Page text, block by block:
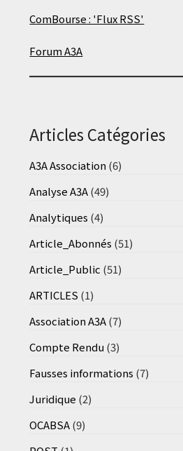
ComBourse : 'Flux RSS'
Forum A3A
Articles Catégories
A3A Association (6)
Analyse A3A(49)
Analytiques (4)
Article_Abonnés (51)
Article_Public (51)
ARTICLES (1)
Association A3A(7)
Compte Rendu (3)
Fausses informations (7)
Juridique (2)
OCABSA(9)